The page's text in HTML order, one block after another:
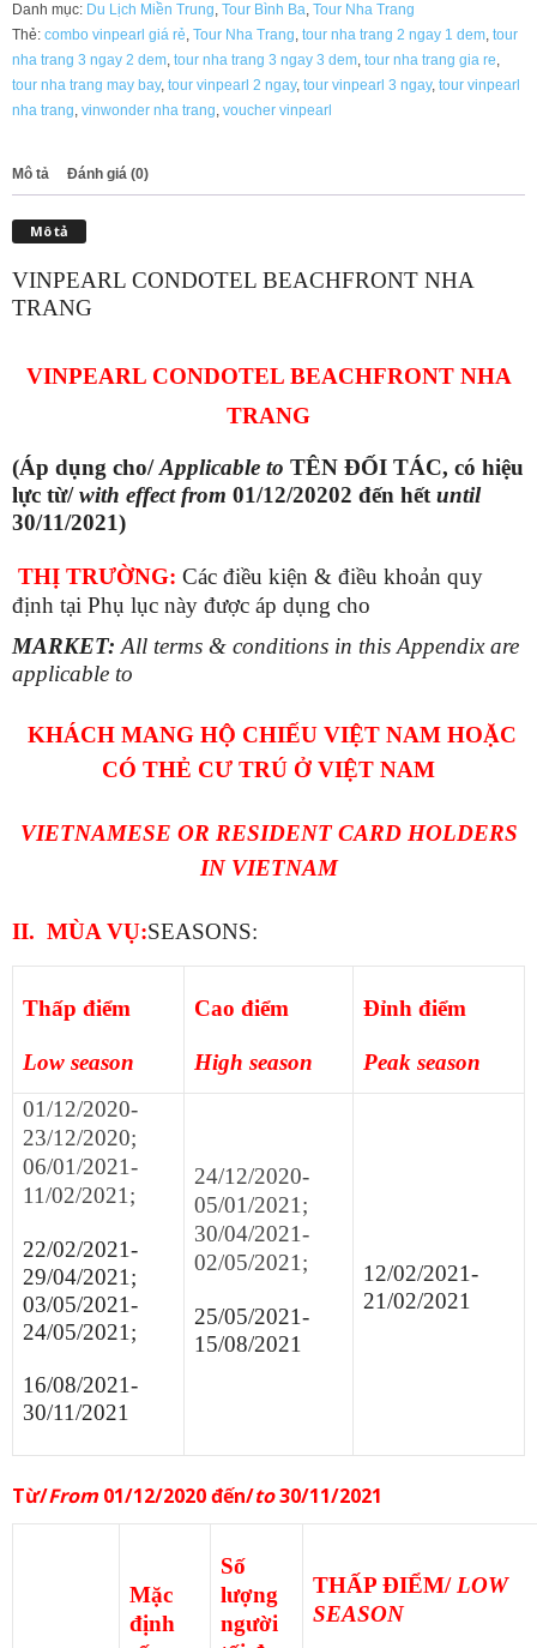
NHA
TRANG
KHUYẾN
MÃI
45%
lượng
Danh mục: Du Lịch Miền Trung, Tour Bình Ba, Tour Nha Trang
Thẻ: combo vinpearl giá rẻ, Tour Nha Trang, tour nha trang 2 ngay 1 dem, tour
nha trang 3 ngay 2 dem, tour nha trang 3 ngay 3 dem, tour nha trang gia re,
tour nha trang may bay, tour vinpearl 2 ngay, tour vinpearl 3 ngay, tour vinpearl
nha trang, vinwonder nha trang, voucher vinpearl
Mô tả Đánh giá (0)
Mô tả
VINPEARL CONDOTEL BEACHFRONT NHA
TRANG
VINPEARL CONDOTEL BEACHFRONT NHA
TRANG
(Áp dụng cho/Applicable to TÊN ĐỐI TÁC, có hiệu
lực từ/with effect from 01/12/20202 đến hếtuntil
30/11/2021)
THỊ TRƯỜNG: Các điều kiện & điều khoản quy
định tại Phụ lục này được áp dụng cho
MARKET:All terms & conditions in this Appendix are
applicable to
KHÁCH MANG HỘ CHIẾU VIỆT NAM HOẶC
CÓ THẺ CƯ TRÚ Ở VIỆT NAM
VIETNAMESE OR RESIDENT CARD HOLDERS
IN VIETNAM
II. MÙA VỤ:SEASONS:
Thấp điểm
Low season
Cao điểm
High season
Đỉnh điểm
Peak season
01/12/2020-
23/12/2020;
06/01/2021-
11/02/2021;
22/02/2021-
29/04/2021;
03/05/2021-
24/05/2021;
16/08/2021-
30/11/2021
24/12/2020-
05/01/2021;
30/04/2021-
02/05/2021;
25/05/2021-
15/08/2021
12/02/2021-
21/02/2021
Từ/From 01/12/2020 đến/to30/11/2021
Mặc
định
Số
lượng
người
THẤP ĐIỂM/LOW
SEASON